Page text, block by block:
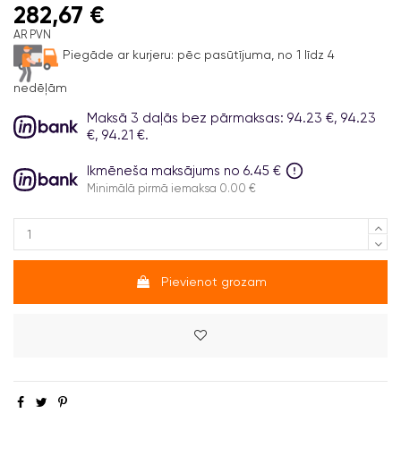
282,67 €
AR PVN
Piegāde ar kurjeru: pēc pasūtījuma, no 1 līdz 4
nedēļām
Maksā 3 daļās bez pārmaksas: 94.23 €, 94.23
€, 94.21 €.
Ikmēneša maksājums no 6.45 €
Minimālā pirmā iemaksa 0.00 €
Pievienot grozam